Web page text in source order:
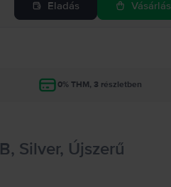
Eladás Vásárlás
0% THM, 3 részletben
Silver, Újszerű